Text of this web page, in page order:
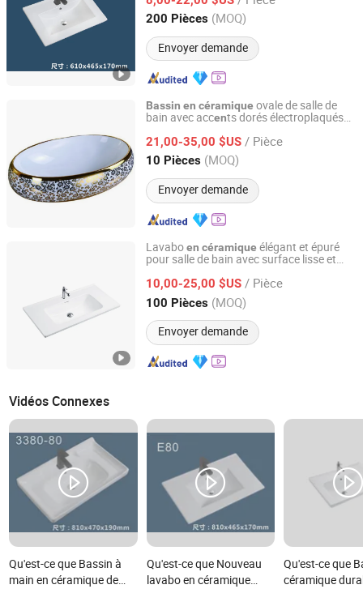
200 Pièces (MOQ)
Envoyer demande
Guangdong, China Depuis 2026
Bassin en céramique ovale de salle de
bain avec accents dorés électroplaqués
21,00-35,00 $US / Pièce
10 Pièces (MOQ)
Envoyer demande
Chaozhou Shunjia Ceramic Co., Ltd.
Guangdong, China Depuis 2024
Lavaboen céramique élégant et épuré
pour salle de bain avec surface lisse et
10,00-25,00 $US / Pièce
100 Pièces (MOQ)
Envoyer demande
Guangdong Bobo Sanitary Ware Co., Ltd.
Guangdong, China Depuis 2026
Vidéos Connexes
Qu'est-ce que Bassin à
main en céramique de
Qu'est-ce que Nouveau
lavabo en céramique
Qu'est-ce que
céramique